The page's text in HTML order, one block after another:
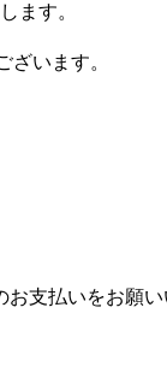
ます。
います。
支払いをお願い